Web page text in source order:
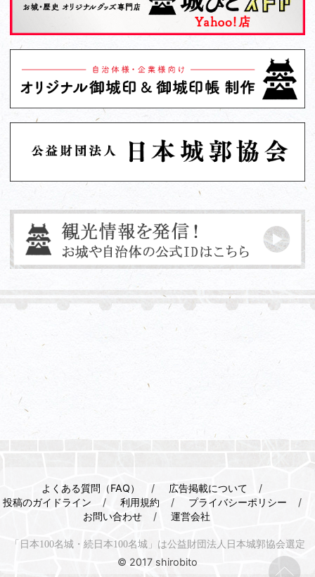
よくある質問（FAQ）
広告掲載について
投稿のガイドライン
利用規約
プライバシーポリシー
お問い合わせ
運営会社
「日本100名城・続日本100名城」は公益財団法人日本城郭協会選定
© 2017 shirobito